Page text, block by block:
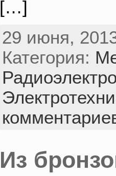
[…]
29 июня,
Категория:
Из